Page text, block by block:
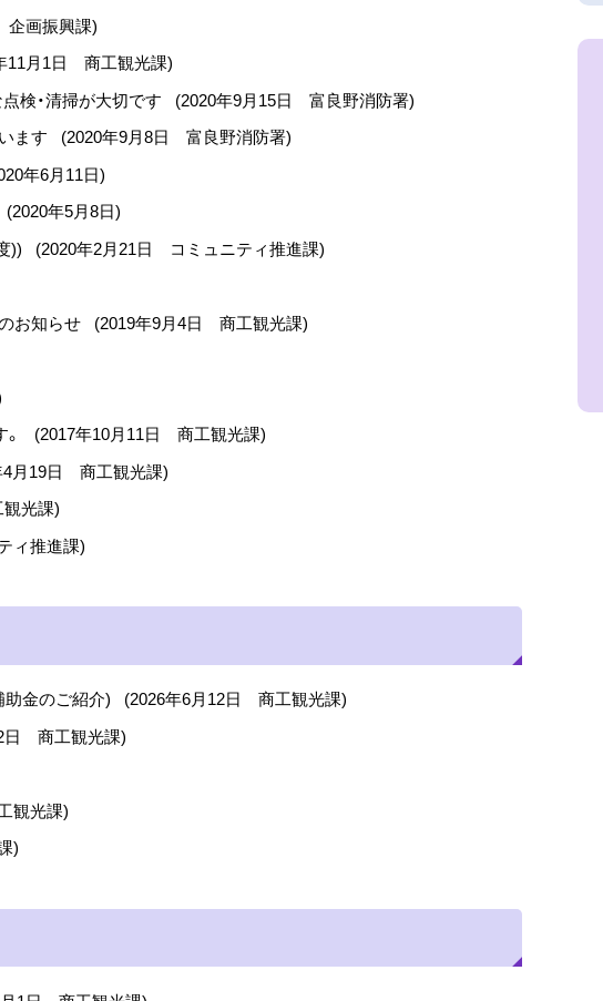
企画振興課)
11月1日 商工観光課)
検・清掃が大切です
(2020年9月15日 富良野消防署)
ます
(2020年9月8日 富良野消防署)
年6月11日)
(2020年5月8日)
))
(2020年2月21日 コミュニティ推進課)
お知らせ
(2019年9月4日 商工観光課)
(2017年10月11日 商工観光課)
月19日 商工観光課)
観光課)
ィ推進課)
助金のご紹介) (2026年6月12日 商工観光課)
商工観光課)
観光課)
)